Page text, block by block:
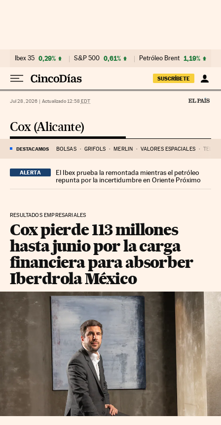
Ibex 35 0,29% S&P 500 0,61% Petróleo Brent 1,19%
SUSCRÍBETE
Jul 28, 2026 | Actualizado 12:58EDT
Cox (Alicante)
DESTACAMOS BOLSAS GRIFOLS MERLIN VALORES ESPACIALES
ALERTA
El Ibex prueba la remontada mientras el petróleo
repunta por la incertidumbre en Oriente Próximo
RESULTADOS EMPRESARIALES
Cox pierde 113 millones
hasta junio por la carga
financiera para absorber
Iberdrola México